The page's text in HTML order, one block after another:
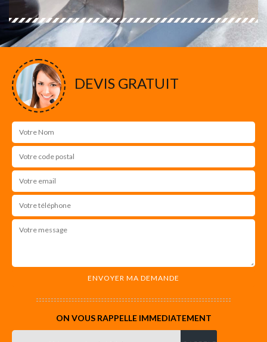
DEVIS GRATUIT
ON VOUS RAPPELLE IMMEDIATEMENT